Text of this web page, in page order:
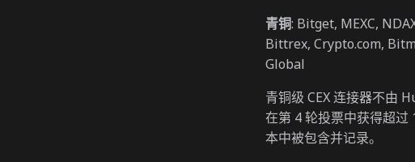
青铜: Bitget, MEXC,
Bittrex, Crypto.com,
Global
青铜级 CEX 连接器不由
在第 4 轮投票中获得超
本中被包含并记录。